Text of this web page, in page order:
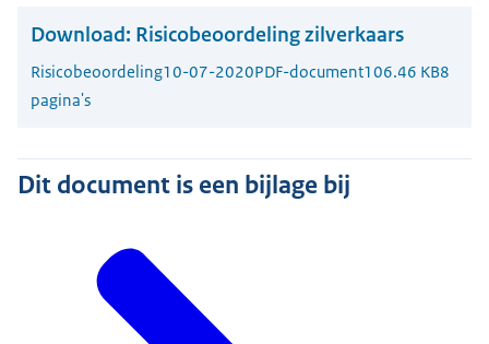
Download: Risicobeoordeling zilverkaars
Risicobeoordeling10-07-2020PDF-document106.46 KB8
pagina's
Dit document is een bijlage bij